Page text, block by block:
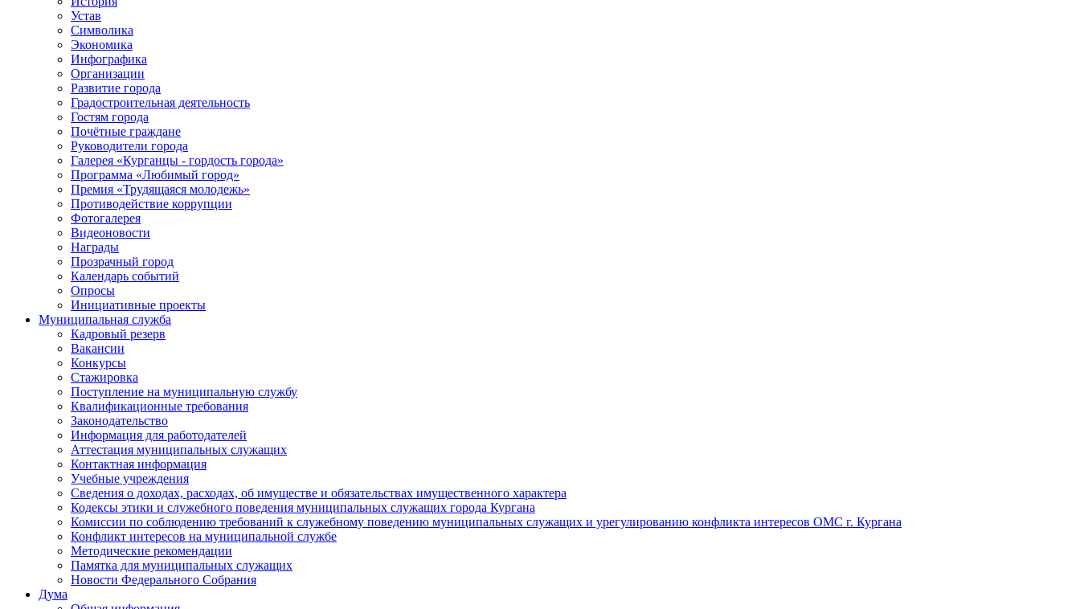
Устав
Символика
Экономика
Инфографика
Организации
Развитие города
Градостроительная деятельность
Гостям города
Почётные граждане
Руководители города
Галерея «Курганцы - гордость города»
Программа «Любимый город»
Премия «Трудящаяся молодежь»
Противодействие коррупции
Фотогалерея
Видеоновости
Награды
Прозрачный город
Календарь событий
Опросы
Инициативные проекты
Муниципальная служба
Кадровый резерв
Вакансии
Конкурсы
Стажировка
Поступление на муниципальную службу
Квалификационные требования
Законодательство
Информация для работодателей
Аттестация муниципальных служащих
Контактная информация
Учебные учреждения
Сведения о доходах, расходах, об имуществе и обязательствах имущественного характера
Кодексы этики и служебного поведения муниципальных служащих города Кургана
Комиссии по соблюдению требований к служебному поведению муниципальных служащих и урегулированию конфликта интересов ОМС г. Кургана
Конфликт интересов на муниципальной службе
Методические рекомендации
Памятка для муниципальных служащих
Новости Федерального Cобрания
Дума